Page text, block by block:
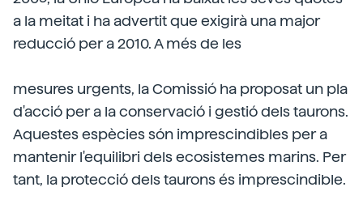
a la meitat i ha advertit que exigirà una major
reducció per a 2010. A més de les
mesures urgents, la Comissió ha proposat un pla
d'acció per a la conservació i gestió dels taurons.
Aquestes espècies són imprescindibles per a
mantenir l'equilibri dels ecosistemes marins. Per
tant, la protecció dels taurons és imprescindible.